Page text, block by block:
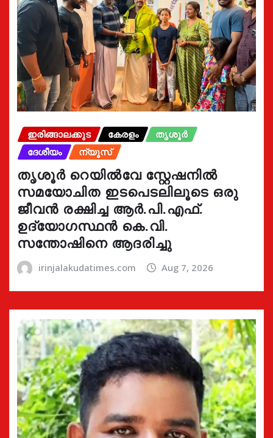
ഇരിങ്ങാലക്കുട കേരളം
തൃശൂർ
ദേശീയം
ന്യൂസ്
തൃശൂർ റെയിൽവേ സ്റ്റേഷനിൽ
സമയോചിത ഇടപെടലിലൂടെ ഒരു
ജീവൻ രക്ഷിച്ച ആർ.പി.എഫ്.
ഉദ്യോഗസ്ഥൻ കെ.വി.
സന്തോഷിനെ ആദരിച്ചു
irinjalakudatimes.com Aug 7, 2026